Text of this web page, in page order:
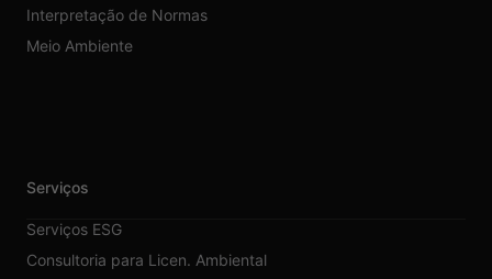
Interpretação de Normas
Meio Ambiente
Serviços
Serviços ESG
Consultoria para Licen. Ambiental